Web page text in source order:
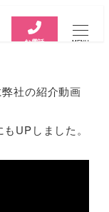
お電話 MENU
社の紹介動画
UPしました。